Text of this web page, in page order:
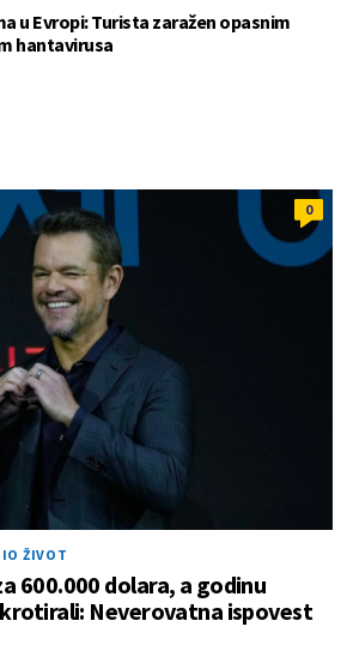
u Evropi: Turista zaražen opasnim
hantavirusa
0
ŽIVOT
600.000 dolara, a godinu
Neverovatna ispovest